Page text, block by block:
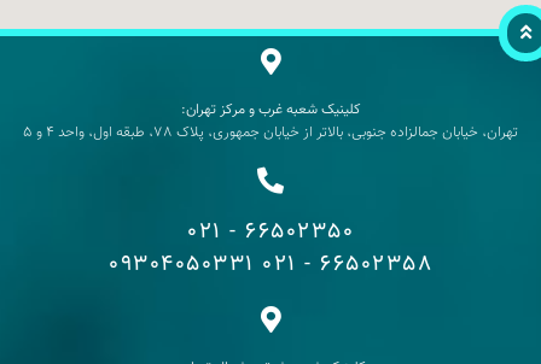
کلینیک شعبه غرب و مرکز تهران:
تهران، خیابان جمالزاده جنوبی، بالاتر از خیابان جمهوری، پلاک 78، طبقه اول، واحد 4 و 5
66502350 - 021
66502358 - 021